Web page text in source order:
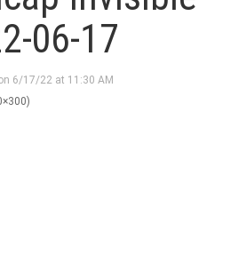
06-17
6/17/22 at 11:30 AM